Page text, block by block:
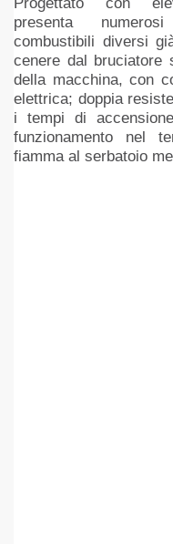
presenta
combustibili diversi
cenere dal bruciatore
della macchina,con
elettrica; doppia
i tempi di
funzionamento nel
fiamma al serbatoio